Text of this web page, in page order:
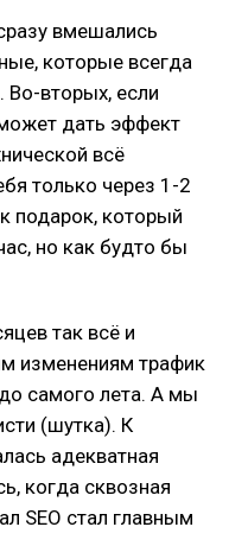
вмешались
которые всегда
Во-вторых, если
дать эффект
всё
только через 1-2
подарок, который
но как будто бы
так всё и
изменениям трафик
самого лета. А мы
(шутка). К
адекватная
когда сквозная
SEO стал главным